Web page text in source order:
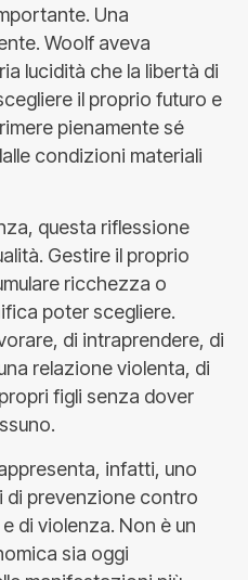
Una
Woolf aveva
lucidità che la libertà di
il proprio futuro e
pienamente sé
condizioni materiali
questa riflessione
Gestire il proprio
ricchezza o
poter scegliere.
di intraprendere, di
relazione violenta, di
figli senza dover
infatti, uno
di prevenzione contro
di violenza. Non è un
sia oggi